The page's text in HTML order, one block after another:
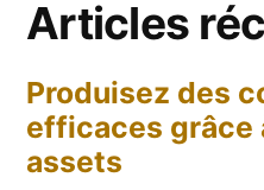
–
bat
??
Articles
Produisez des
efficaces grâce
assets